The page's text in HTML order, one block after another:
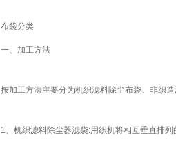
布袋分类
一、加工方法
按加工方法主要分为机织滤料除尘布袋、非织
1、机织滤料除尘器滤袋:用织机将相互垂直排